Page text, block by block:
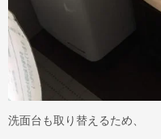
洗面台も取り替えるため、